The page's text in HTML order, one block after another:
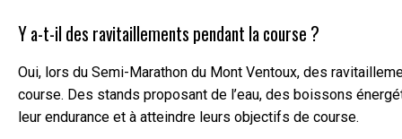
Y a-t-il des ravitaillements pendant la course ?
Oui, lors du Semi-Marathon du Mont Ventoux, des
course. Des stands proposant de l’eau, des boissons
leur endurance et à atteindre leurs objectifs de course.